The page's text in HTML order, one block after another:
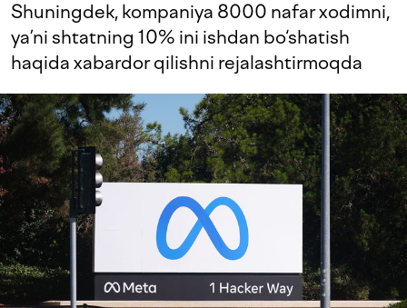
Shuningdek, kompaniya 8000 nafar xodimni,
ya’ni shtatning 10% ini ishdan bo‘shatish
haqida xabardor qilishni rejalashtirmoqda